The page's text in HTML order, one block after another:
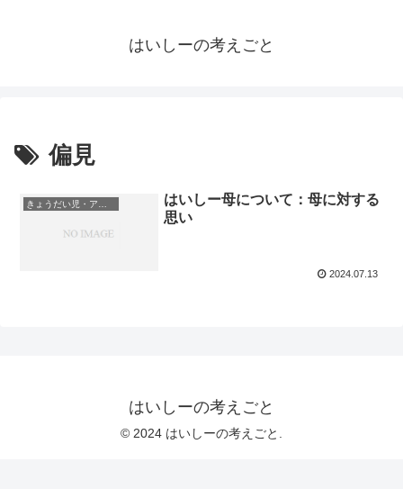
はいしーの考えごと
偏見
はいしー母について：母に対する
思い
2024.07.13
はいしーの考えごと
© 2024 はいしーの考えごと.